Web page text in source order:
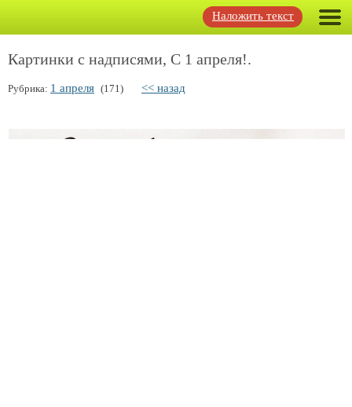
Наложить текст
Картинки с надписями, С 1 апреля!.
Рубрика: 1 апреля (171) << назад